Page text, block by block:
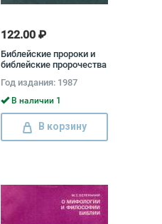
122.00 ₽
Библейские пророки и
библейские пророчества
Год издания: 1987
В наличии 1
В корзину